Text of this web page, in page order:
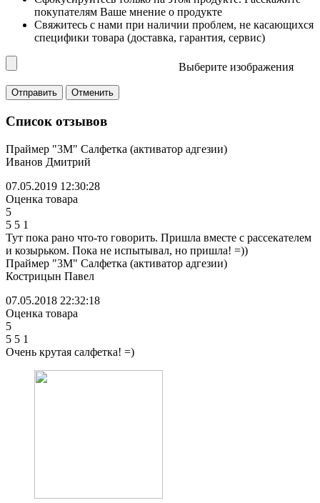
покупателям Ваше мнение о продукте
Свяжитесь с нами при наличии проблем, не касающихся
специфики товара (доставка, гарантия, сервис)
Выберите изображения
Список отзывов
Праймер "3М" Салфетка (активатор адгезии)
Иванов Дмитрий
07.05.2019 12:30:28
Оценка товара
5
5 5 1
Тут пока рано что-то говорить. Пришла вместе с рассекателем
и козырьком. Пока не испытывал, но пришла! =))
Праймер "3М" Салфетка (активатор адгезии)
Кострицын Павел
07.05.2018 22:32:18
Оценка товара
5
5 5 1
Очень крутая салфетка! =)